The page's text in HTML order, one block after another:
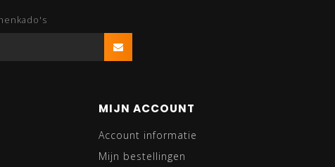
MIJN ACCOUNT
Account informatie
Mijn bestellingen